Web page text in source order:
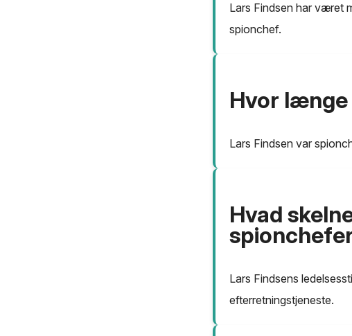
Lars Findsen har været
spionchef.
Hvor længe
Lars Findsen var
Hvad
Lars Findsens
efterretningstjeneste.